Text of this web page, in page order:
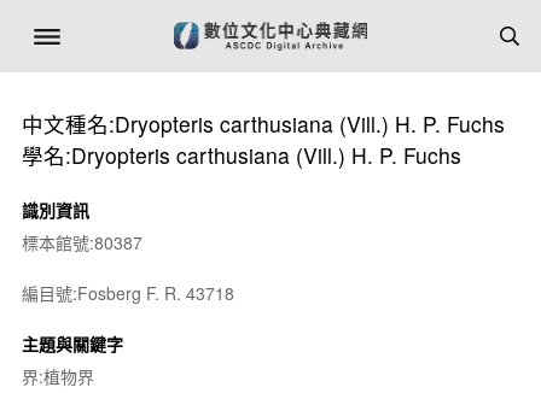
中文種名:Dryopteris carthusiana (Vill.) H. P. Fuchs
學名:Dryopteris carthusiana (Vill.) H. P. Fuchs
識別資訊
標本館號:80387
編目號:Fosberg F. R. 43718
主題與關鍵字
界:植物界